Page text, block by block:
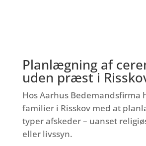
Planlægning af
uden præst i
Hos Aarhus Bedemandsfirma
familier i Risskov med at
typer afskeder – uanset
eller livssyn.